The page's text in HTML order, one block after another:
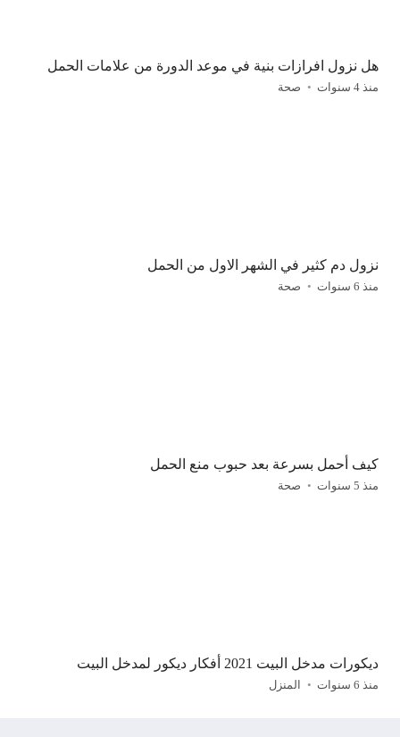
هل نزول افرازات بنية في موعد الدورة من علامات الحمل
منذ 4 سنوات صحة
نزول دم كثير في الشهر الاول من الحمل
منذ 6 سنوات صحة
كيف أحمل بسرعة بعد حبوب منع الحمل
منذ 5 سنوات صحة
ديكورات مدخل البيت 2021 أفكار ديكور لمدخل البيت
منذ 6 سنوات المنزل